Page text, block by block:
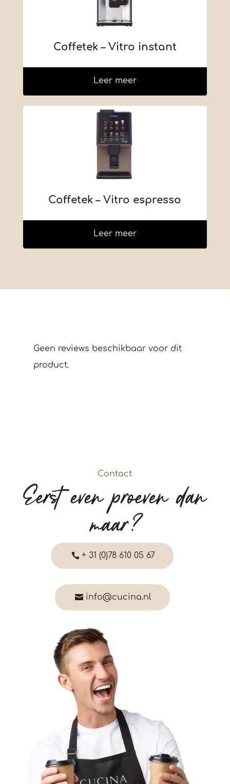
Coffetek – Vitro instant
Leer meer
Coffetek – Vitro espresso
Leer meer
Geen reviews beschikbaar voor dit
product.
Contact
Eerst even proeven dan
maar?
+ 31 (0)78 610 05 67
info@cucina.nl